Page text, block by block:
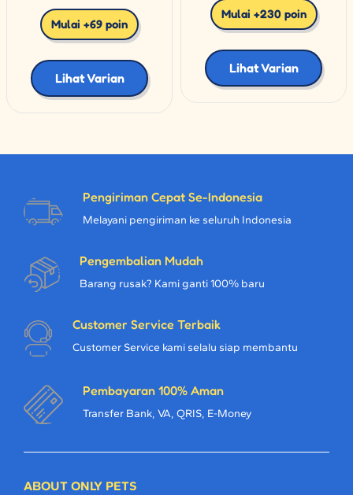
Mulai +69 poin
Lihat Varian
Mulai +230 poin
Lihat Varian
Pengiriman Cepat Se-Indonesia
Melayani pengiriman ke seluruh Indonesia
Pengembalian Mudah
Barang rusak? Kami ganti 100% baru
Customer Service Terbaik
Customer Service kami selalu siap membantu
Pembayaran 100% Aman
Transfer Bank, VA, QRIS, E-Money
ABOUT ONLY PETS